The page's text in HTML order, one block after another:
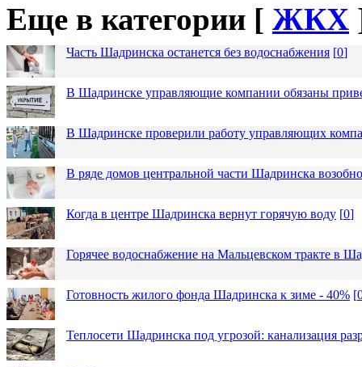
Еще в категории [ ЖКХ
Часть Шадринска останется без водоснабжения [0]
В Шадринске управляющие компании обязаны
В Шадринске проверили работу управляющих
В ряде домов центральной части Шадринска
Когда в центре Шадринска вернут горячую воду [0]
Горячее водоснабжение на Мальцевском тракте в
Готовность жилого фонда Шадринска к зиме - 40% [
Теплосети Шадринска под угрозой: канализация